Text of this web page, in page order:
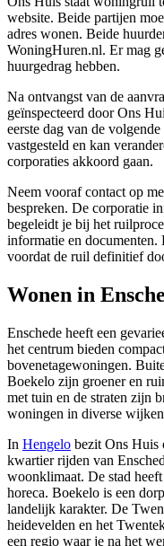
website. Beide partijen
adres wonen. Beide
WoningHuren.nl. Er mag
huurgedrag hebben.
Na ontvangst van de
geïnspecteerd door Ons
eerste dag van de
vastgesteld en kan
corporaties akkoord gaan.
Neem vooraf contact op
bespreken. De corporatie
begeleidt je bij het
informatie en
voordat de ruil definitief
Wonen in
Enschede heeft een
het centrum bieden
bovenetagewoningen.
Boekelo zijn groener en
met tuin en de straten zijn
woningen in diverse
In Hengelo bezit Ons Huis
kwartier rijden van
woonklimaat. De stad
horeca. Boekelo is een
landelijk karakter. De
heidevelden en het
een regio waar je na het